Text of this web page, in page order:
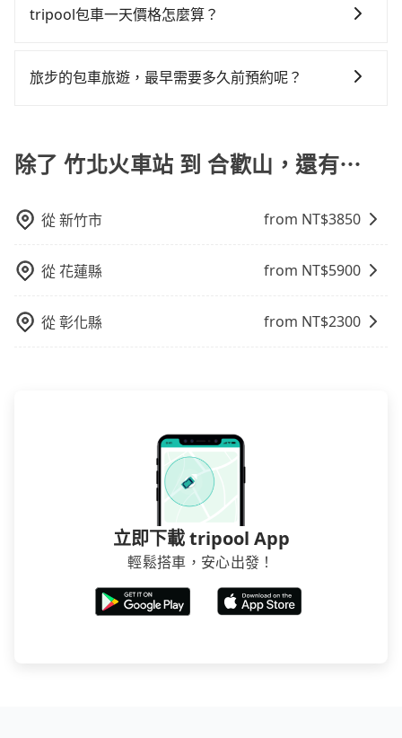
的。如果你是獨自一人乘車，也可參考tripool的拼車共
會遇到明明已經預約了時間但上一位用戶卻遲遲尚未歸
雖然路邊隨租隨還看似方便，但實際使用時還是有其區
車站到合歡山的最佳選擇。
KKDAY、KLOOK、叫車吧等。tripool旅步專注在長程
高效的車輛調度能力，能以市價7~8折提供專車到府服
遊，從單純的單趟接送到算時間的計時包車都有，可彈
算即真實價格，免去來回電話確認。一天包車的價格可
人以上巴士，請來信洽詢。
tripool包車一天價格怎麼算？
需行程的公里數及車型而有所不同，建議可以直接上旅
旅步的包車旅遊，最早需要多久前預約呢？
以不妨趁早訂購，享受更划算的價格。
除了 竹北火車站 到 合歡山，還有⋯
從新竹市 from NT$3850
從花蓮縣 from NT$5900
從彰化縣 from NT$2300
立即下載 tripool App
輕鬆搭車，安心出發！